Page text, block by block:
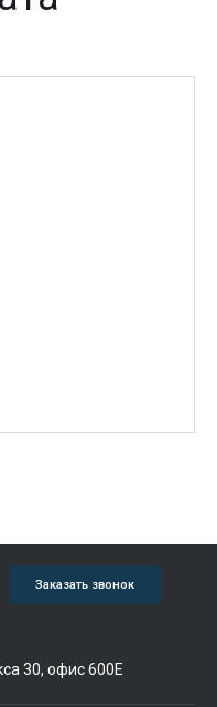
Заказать звонок
30, офис 600Е